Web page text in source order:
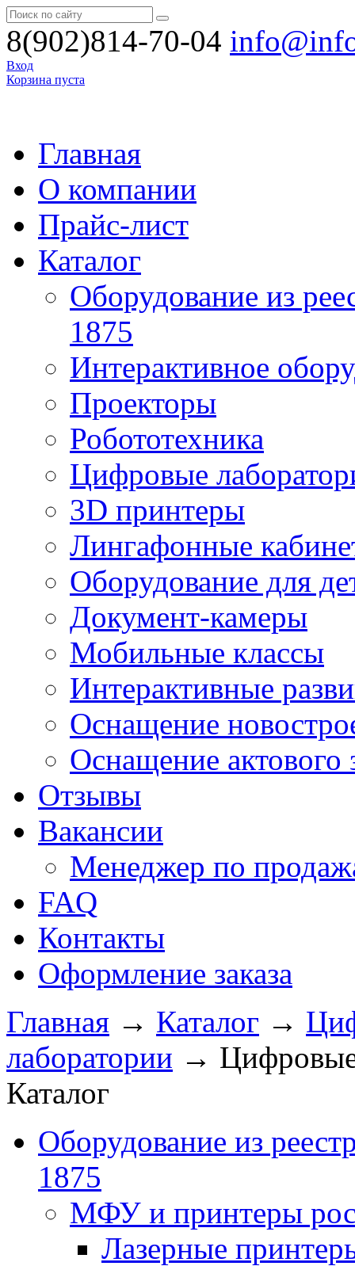
8(902)814-70-04
Вход
Корзина пуста
Главная
О компании
Прайс-лист
Каталог
Оборудование из
1875
Интерактивное
Проекторы
Робототехника
Цифровые
3D принтеры
Лингафонные
Оборудование для
Документ-камеры
Мобильные классы
Интерактивные
Оснащение
Оснащение актового
Отзывы
Вакансии
Менеджер по
FAQ
Контакты
Оформление заказа
Главная → Каталог →
лаборатории → Цифровые
Каталог
Оборудование из
1875
МФУ и принтеры
Лазерные